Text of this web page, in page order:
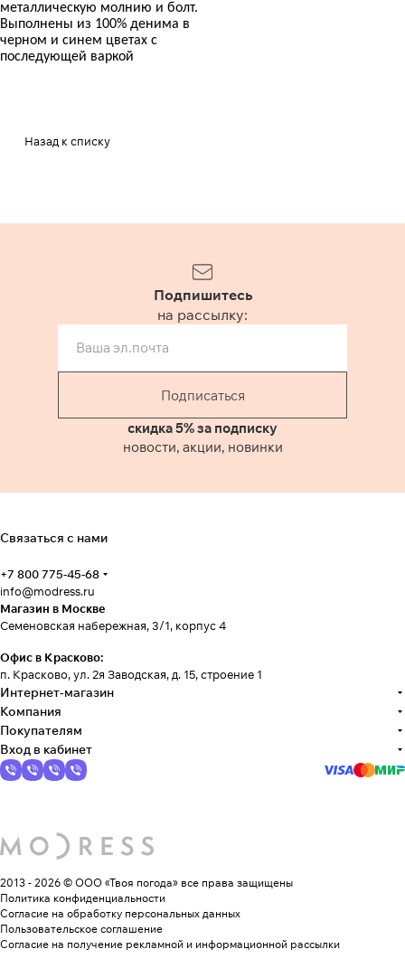
металлическую молнию и болт.
Выполнены из 100% денима в
черном и синем цветах с
последующей варкой
Назад к списку
Подпишитесь
на рассылку:
Подписаться
скидка 5% за подписку
новости, акции, новинки
Связаться с нами
+7 800 775-45-68
info@modress.ru
Магазин в Москве
Семеновская набережная, 3/1, корпус 4
Офис в Красково:
п. Красково, ул. 2я Заводская, д. 15, строение 1
Интернет-магазин
Компания
Покупателям
Вход в кабинет
2013 - 2026 © ООО «Твоя погода» все права защищены
Политика конфиденциальности
Согласие на обработку персональных данных
Пользовательское соглашение
Согласие на получение рекламной и информационной рассылки